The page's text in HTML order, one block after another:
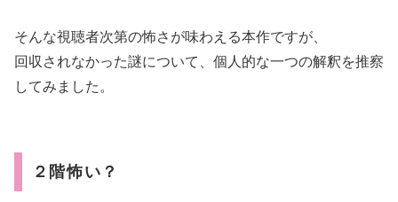
そんな視聴者次第の怖さが味わえる本作ですが、
回収されなかった謎について、個人的な一つの解釈を推察
してみました。
２階怖い？